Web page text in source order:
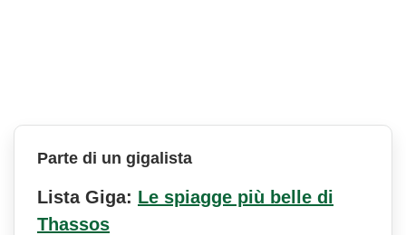
Parte di un gigalista
Lista Giga: Le spiagge più belle di
Thassos